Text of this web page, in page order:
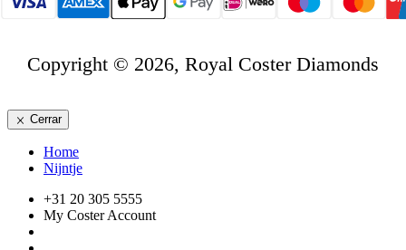
Copyright © 2026, Royal Coster Diamonds
Cerrar
Home
Nijntje
+31 20 305 5555
My Coster Account